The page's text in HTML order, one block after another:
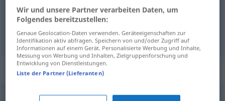
enstämmig einstimmiga. MUS
enhällig einstimmig FIG
Synonyme für "einstimmig"
Wir und unsere Partner verarbeiten Daten, um
Folgendes bereitzustellen:
Genaue Geolocation-Daten verwenden. Geräteeigenschaften zur
Identifikation aktiv abfragen. Speichern von und/oder Zugriff auf
Informationen auf einem Gerät. Personalisierte Werbung und Inhalte,
Messung von Werbung und Inhalten, Zielgruppenforschung und
Entwicklung von Dienstleistungen.
Liste der Partner (Lieferanten)